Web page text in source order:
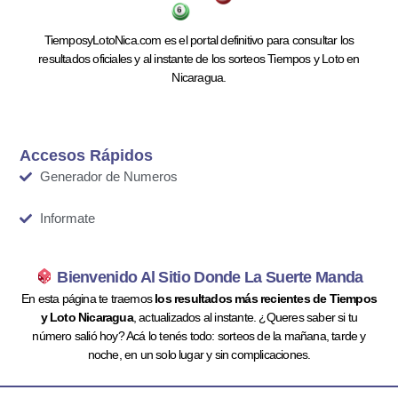
TiemposyLotoNica.com es el portal definitivo para consultar los
resultados oficiales y al instante de los sorteos Tiempos y Loto en
Nicaragua.
Accesos Rápidos
Generador de Numeros
Informate
Bienvenido Al Sitio Donde La Suerte Manda
En esta página te traemoslos resultados más recientes de Tiempos
y Loto Nicaragua, actualizados al instante. ¿Queres saber si tu
número salió hoy? Acá lo tenés todo: sorteos de la mañana, tarde y
noche, en un solo lugar y sin complicaciones.